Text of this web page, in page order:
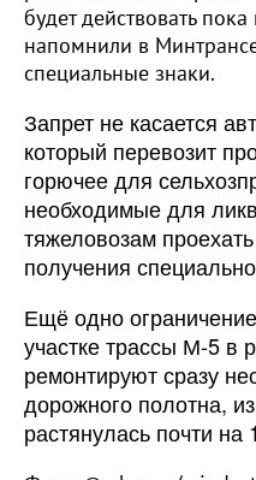
будет действовать
напомнили в
специальные знаки.
Запрет не касается
который перевозит
горючее для
необходимые для
тяжеловозам
получения
Ещё одно
участке трассы М-5 в
ремонтируют сразу
дорожного полотна,
растянулась почти на